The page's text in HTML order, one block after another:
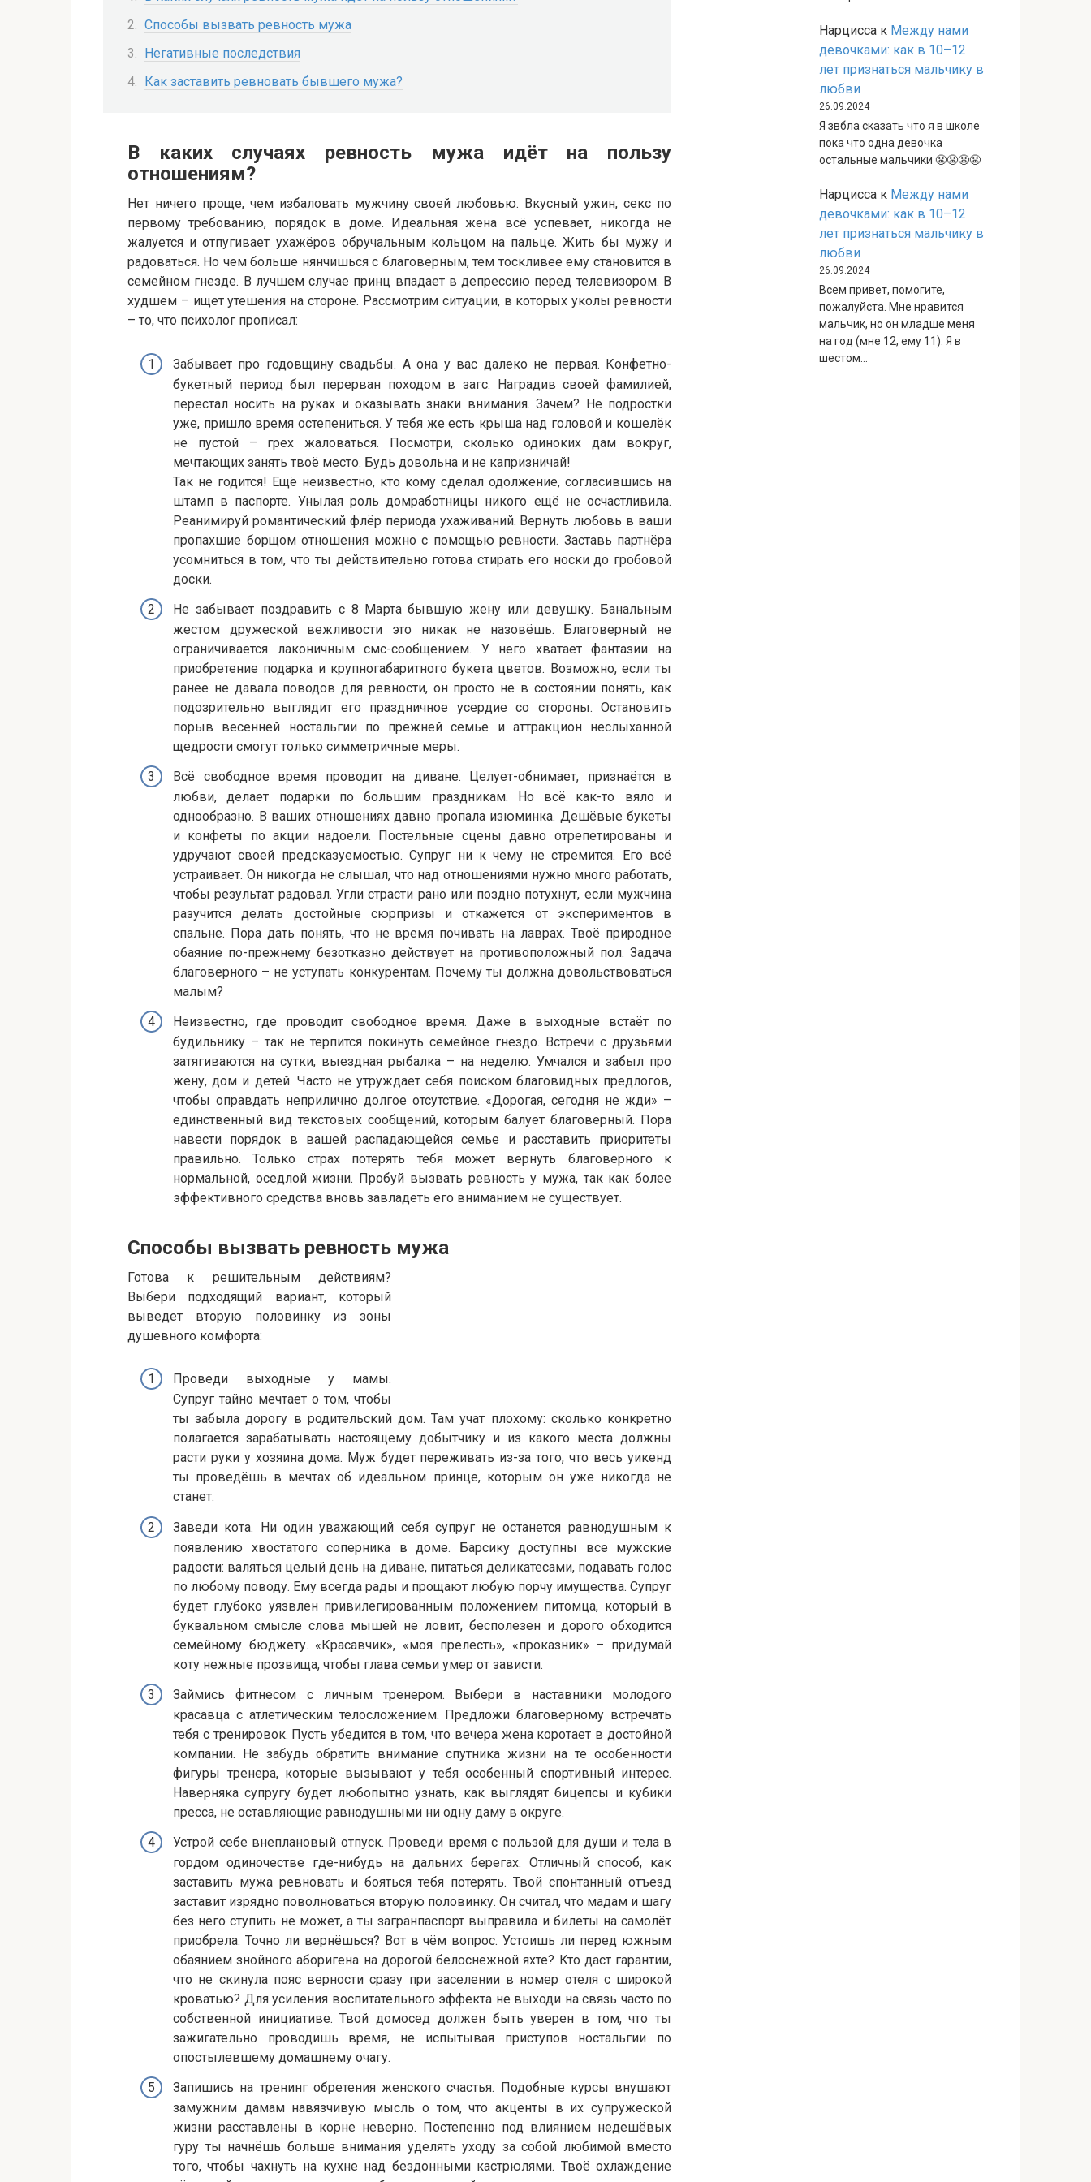
Способы вызвать ревность мужа
Негативные последствия
Как заставить ревновать бывшего мужа?
В каких случаях ревность мужа идёт на пользу
отношениям?
Нет ничего проще, чем избаловать мужчину своей любовью. Вкусный ужин, секс по
первому требованию, порядок в доме. Идеальная жена всё успевает, никогда не
жалуется и отпугивает ухажёров обручальным кольцом на пальце. Жить бы мужу и
радоваться. Но чем больше нянчишься с благоверным, тем тоскливее ему становится в
семейном гнезде. В лучшем случае принц впадает в депрессию перед телевизором. В
худшем – ищет утешения на стороне. Рассмотрим ситуации, в которых уколы ревности
– то, что психолог прописал:
Забывает про годовщину свадьбы. А она у вас далеко не первая. Конфетно-
букетный период был перерван походом в загс. Наградив своей фамилией,
перестал носить на руках и оказывать знаки внимания. Зачем? Не подростки
уже, пришло время остепениться. У тебя же есть крыша над головой и кошелёк
не пустой – грех жаловаться. Посмотри, сколько одиноких дам вокруг,
мечтающих занять твоё место. Будь довольна и не капризничай!
Так не годится! Ещё неизвестно, кто кому сделал одолжение, согласившись на
штамп в паспорте. Унылая роль домработницы никого ещё не осчастливила.
Реанимируй романтический флёр периода ухаживаний. Вернуть любовь в ваши
пропахшие борщом отношения можно с помощью ревности. Заставь партнёра
усомниться в том, что ты действительно готова стирать его носки до гробовой
доски.
Не забывает поздравить с 8 Марта бывшую жену или девушку. Банальным
жестом дружеской вежливости это никак не назовёшь. Благоверный не
ограничивается лаконичным смс-сообщением. У него хватает фантазии на
приобретение подарка и крупногабаритного букета цветов. Возможно, если ты
ранее не давала поводов для ревности, он просто не в состоянии понять, как
подозрительно выглядит его праздничное усердие со стороны. Остановить
порыв весенней ностальгии по прежней семье и аттракцион неслыханной
щедрости смогут только симметричные меры.
Всё свободное время проводит на диване. Целует-обнимает, признаётся в
любви, делает подарки по большим праздникам. Но всё как-то вяло и
однообразно. В ваших отношениях давно пропала изюминка. Дешёвые букеты
и конфеты по акции надоели. Постельные сцены давно отрепетированы и
удручают своей предсказуемостью. Супруг ни к чему не стремится. Его всё
устраивает. Он никогда не слышал, что над отношениями нужно много работать,
чтобы результат радовал. Угли страсти рано или поздно потухнут, если мужчина
разучится делать достойные сюрпризы и откажется от экспериментов в
спальне. Пора дать понять, что не время почивать на лаврах. Твоё природное
обаяние по-прежнему безотказно действует на противоположный пол. Задача
благоверного – не уступать конкурентам. Почему ты должна довольствоваться
малым?
Неизвестно, где проводит свободное время. Даже в выходные встаёт по
будильнику – так не терпится покинуть семейное гнездо. Встречи с друзьями
затягиваются на сутки, выездная рыбалка – на неделю. Умчался и забыл про
жену, дом и детей. Часто не утруждает себя поиском благовидных предлогов,
чтобы оправдать неприлично долгое отсутствие. «Дорогая, сегодня не жди» –
единственный вид текстовых сообщений, которым балует благоверный. Пора
навести порядок в вашей распадающейся семье и расставить приоритеты
правильно. Только страх потерять тебя может вернуть благоверного к
нормальной, оседлой жизни. Пробуй вызвать ревность у мужа, так как более
эффективного средства вновь завладеть его вниманием не существует.
Способы вызвать ревность мужа
Готова к решительным действиям?
Выбери подходящий вариант, который
выведет вторую половинку из зоны
душевного комфорта:
Проведи выходные у мамы.
Супруг тайно мечтает о том, чтобы
ты забыла дорогу в родительский дом. Там учат плохому: сколько конкретно
полагается зарабатывать настоящему добытчику и из какого места должны
расти руки у хозяина дома. Муж будет переживать из-за того, что весь уикенд
ты проведёшь в мечтах об идеальном принце, которым он уже никогда не
станет.
Заведи кота. Ни один уважающий себя супруг не останется равнодушным к
появлению хвостатого соперника в доме. Барсику доступны все мужские
радости: валяться целый день на диване, питаться деликатесами, подавать голос
по любому поводу. Ему всегда рады и прощают любую порчу имущества. Супруг
будет глубоко уязвлен привилегированным положением питомца, который в
буквальном смысле слова мышей не ловит, бесполезен и дорого обходится
семейному бюджету. «Красавчик», «моя прелесть», «проказник» – придумай
коту нежные прозвища, чтобы глава семьи умер от зависти.
Займись фитнесом с личным тренером. Выбери в наставники молодого
красавца с атлетическим телосложением. Предложи благоверному встречать
тебя с тренировок. Пусть убедится в том, что вечера жена коротает в достойной
компании. Не забудь обратить внимание спутника жизни на те особенности
фигуры тренера, которые вызывают у тебя особенный спортивный интерес.
Наверняка супругу будет любопытно узнать, как выглядят бицепсы и кубики
пресса, не оставляющие равнодушными ни одну даму в округе.
Устрой себе внеплановый отпуск. Проведи время с пользой для души и тела в
гордом одиночестве где-нибудь на дальних берегах. Отличный способ, как
заставить мужа ревновать и бояться тебя потерять. Твой спонтанный отъезд
заставит изрядно поволноваться вторую половинку. Он считал, что мадам и шагу
без него ступить не может, а ты загранпаспорт выправила и билеты на самолёт
приобрела. Точно ли вернёшься? Вот в чём вопрос. Устоишь ли перед южным
обаянием знойного аборигена на дорогой белоснежной яхте? Кто даст гарантии,
что не скинула пояс верности сразу при заселении в номер отеля с широкой
кроватью? Для усиления воспитательного эффекта не выходи на связь часто по
собственной инициативе. Твой домосед должен быть уверен в том, что ты
зажигательно проводишь время, не испытывая приступов ностальгии по
опостылевшему домашнему очагу.
Запишись на тренинг обретения женского счастья. Подобные курсы внушают
замужним дамам навязчивую мысль о том, что акценты в их супружеской
жизни расставлены в корне неверно. Постепенно под влиянием недешёвых
гуру ты начнёшь больше внимания уделять уходу за собой любимой вместо
того, чтобы чахнуть на кухне над бездонными кастрюлями. Твоё охлаждение
Нарцисса к Между нами
девочками: как в 10–12
лет признаться мальчику в
любви
26.09.2024
Я звбла сказать что я в школе
пока что одна девочка
остальные мальчики 😬😬😬😬
Нарцисса к Между нами
девочками: как в 10–12
лет признаться мальчику в
любви
26.09.2024
Всем привет, помогите,
пожалуйста. Мне нравится
мальчик, но он младше меня
на год (мне 12, ему 11). Я в
шестом…